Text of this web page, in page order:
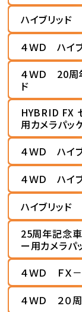
ハイブリッド
４ＷＤ ハイ
４ＷＤ 20周
ド
HYBRID FX
用カメラパッ
４ＷＤ ハイ
４ＷＤ ハイ
ハイブリッド
25周年記念
ー用カメラパ
４ＷＤ ＦＸ－
４ＷＤ ２０